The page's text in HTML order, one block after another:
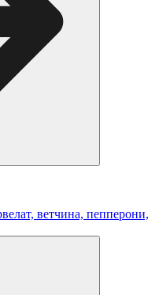
ветчина, пепперони,